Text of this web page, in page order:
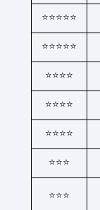
⭐⭐⭐⭐⭐
⭐⭐⭐⭐⭐
⭐⭐⭐⭐
⭐⭐⭐⭐
⭐⭐⭐⭐
⭐⭐⭐
⭐⭐⭐